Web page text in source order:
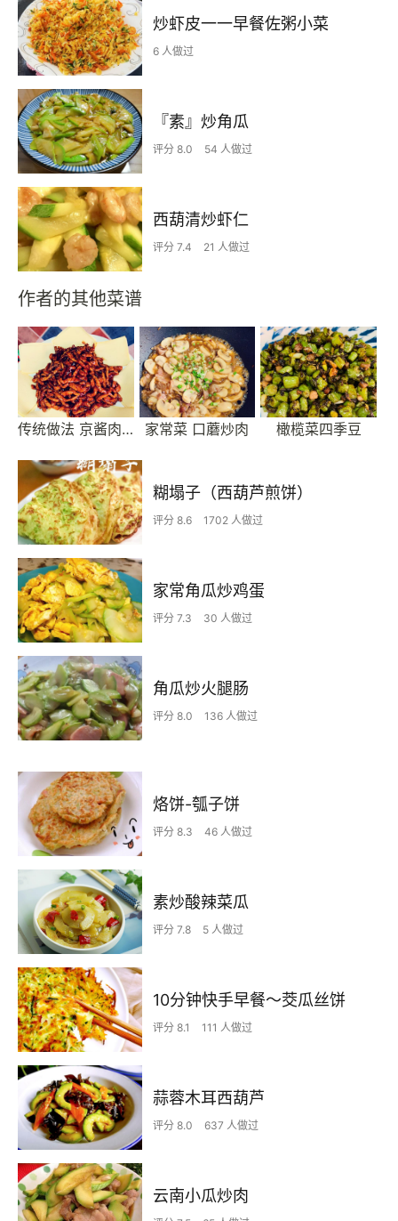
炒虾皮一一早餐佐粥小菜
6 人做过
『素』炒角瓜
评分 8.0 54 人做过
西葫清炒虾仁
评分 7.4 21 人做过
作者的其他菜谱
传统做法 京酱肉丝 家常菜 口蘑炒肉 橄榄菜四季豆
糊塌子（西葫芦煎饼）
评分 8.6 1702 人做过
家常角瓜炒鸡蛋
评分 7.3 30 人做过
角瓜炒火腿肠
评分 8.0 136 人做过
烙饼-瓠子饼
评分 8.3 46 人做过
素炒酸辣菜瓜
评分 7.8 5 人做过
10分钟快手早餐～茭瓜丝饼
评分 8.1 111 人做过
蒜蓉木耳西葫芦
评分 8.0 637 人做过
云南小瓜炒肉